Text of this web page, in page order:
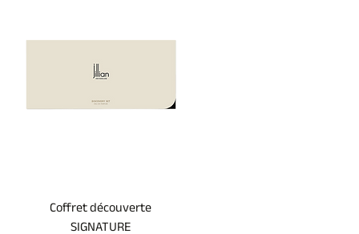
Coffret découverte
SIGNATURE